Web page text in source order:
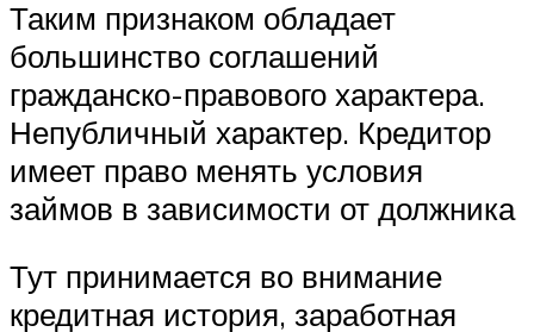
Таким признаком обладает
большинство соглашений
гражданско-правового характера.
Непубличный характер. Кредитор
имеет право менять условия
займов в зависимости от должника
Тут принимается во внимание
кредитная история, заработная